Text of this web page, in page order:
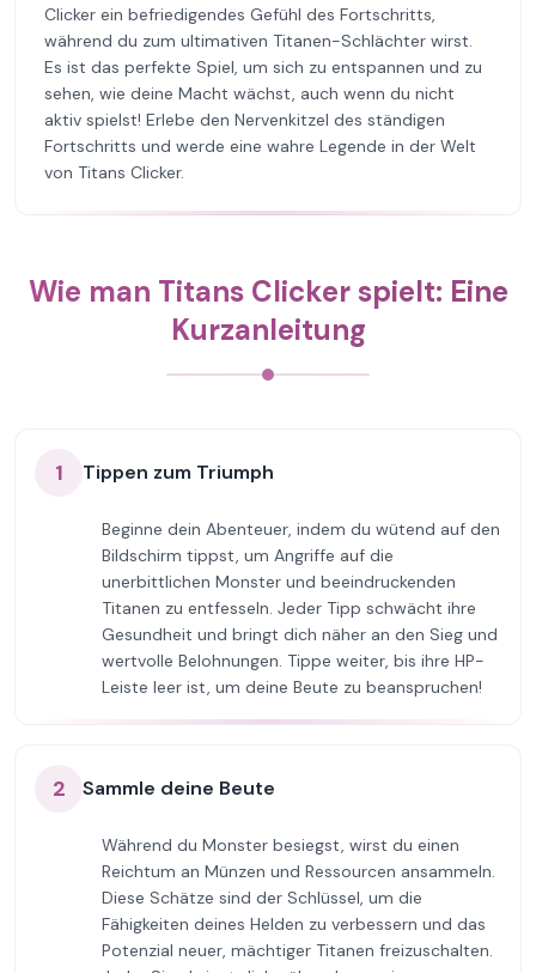
Clicker ein befriedigendes Gefühl des Fortschritts,
während du zum ultimativen Titanen-Schlächter wirst.
Es ist das perfekte Spiel, um sich zu entspannen und zu
sehen, wie deine Macht wächst, auch wenn du nicht
aktiv spielst! Erlebe den Nervenkitzel des ständigen
Fortschritts und werde eine wahre Legende in der Welt
von Titans Clicker.
Wie man Titans Clicker spielt: Eine
Kurzanleitung
1 Tippen zum Triumph
Beginne dein Abenteuer, indem du wütend auf den
Bildschirm tippst, um Angriffe auf die
unerbittlichen Monster und beeindruckenden
Titanen zu entfesseln. Jeder Tipp schwächt ihre
Gesundheit und bringt dich näher an den Sieg und
wertvolle Belohnungen. Tippe weiter, bis ihre HP-
Leiste leer ist, um deine Beute zu beanspruchen!
2 Sammle deine Beute
Während du Monster besiegst, wirst du einen
Reichtum an Münzen und Ressourcen ansammeln.
Diese Schätze sind der Schlüssel, um die
Fähigkeiten deines Helden zu verbessern und das
Potenzial neuer, mächtiger Titanen freizuschalten.